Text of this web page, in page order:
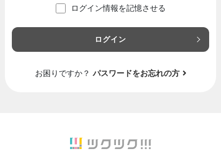
ログイン情報を記憶させる
ログイン
お困りですか？ パスワードをお忘れの方